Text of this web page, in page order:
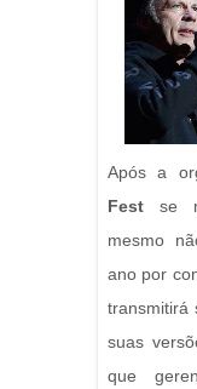
Após a
Fest se
mesmo
ano por
transmitirá
suas
que